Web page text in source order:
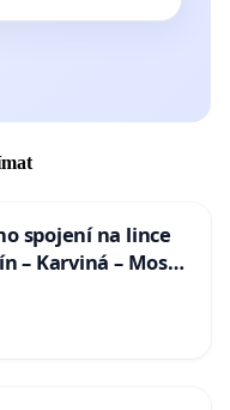
spojení na lince
– Karviná – Mosty